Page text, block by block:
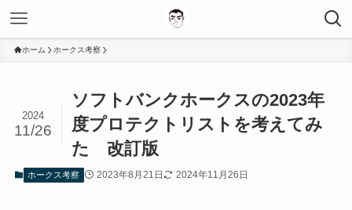
ホーム ホークス考察
ソフトバンクホークスの2023年
度プロテクトリストを考えてみ
た 改訂版
2024
11/26
ホークス考察 2023年8月21日 2024年11月26日